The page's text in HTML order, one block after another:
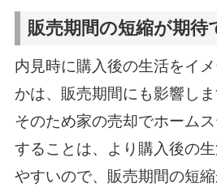
販売期間の短縮が期待
内見時に購入後の生活をイ
かは、販売期間にも影響しま
そのため家の売却でホーム
することは、より購入後の
やすいので、販売期間の短